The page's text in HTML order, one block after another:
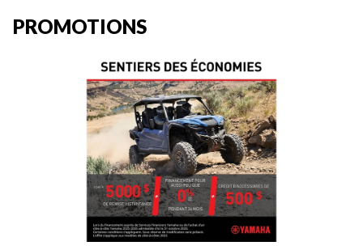
PROMOTIONS